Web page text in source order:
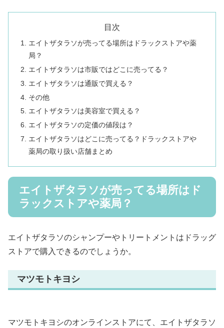
目次
エイトザタラソが売ってる場所はドラックストアや薬
局？
エイトザタラソは市販ではどこに売ってる？
エイトザタラソは通販で買える？
その他
エイトザタラソは美容室で買える？
エイトザタラソの定価の値段は？
エイトザタラソはどこに売ってる？ドラックストアや
薬局の取り扱い店舗まとめ
エイトザタラソが売ってる場所はド
ラックストアや薬局？
エイトザタラソのシャンプーやトリートメントはドラッグ
ストアで購入できるのでしょうか。
マツモトキヨシ
マツモトキヨシのオンラインストアにて、エイトザタラソ